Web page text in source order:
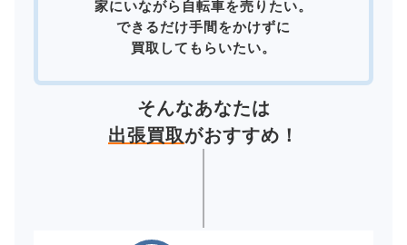
家にいながら自転車を売りたい。
できるだけ手間をかけずに
買取してもらいたい。
そんなあなたは
出張買取がおすすめ！